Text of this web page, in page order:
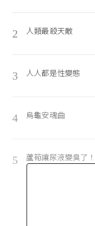
2 人類最殺天敵
3 人人都是性變態
4 烏龜安魂曲
5 蘆筍讓尿液變臭了！